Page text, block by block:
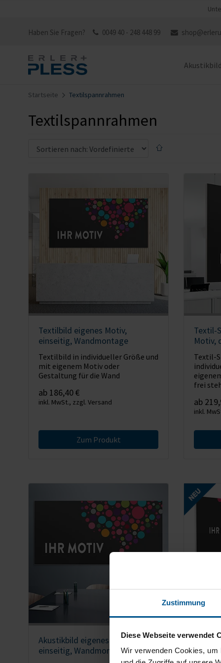
Zustimmung
Diese Webseite verwendet
Wir verwenden Cookies,
Haben Sie Fragen? 0049 40 - 248 448 99
Startseite Textilspannrahmen
Textilspannrahmen
Textilbild eigenes Motiv,
einseitig, Wandmontage
Textilbild in individueller Größe und
mit eigenem Motiv oder
Gestaltung für die Wand
ab 186,40 €
inkl. MwSt., zzgl. Versand
Zum Produkt
Textil-
Motiv,
Textil-
frei
ab
inkl.
Akustikbild eigenes Motiv,
einseitig, Wandmontage